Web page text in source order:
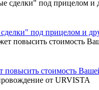
под прицелом и
повысить стоимость
от URVISTA